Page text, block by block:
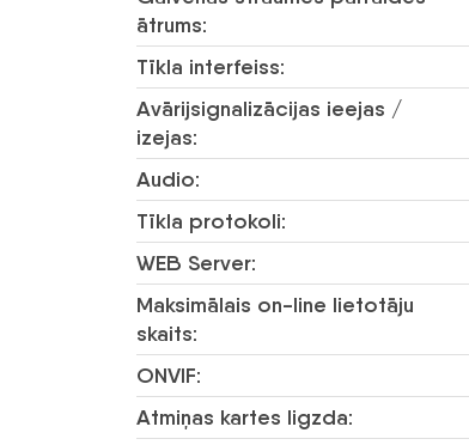
ātrums:
Tīkla interfeiss:
Avārijsignalizācijas ieejas /
izejas:
Audio:
Tīkla protokoli:
WEB Server:
Maksimālais on-line lietotāju
skaits:
ONVIF:
Atmiņas kartes ligzda: